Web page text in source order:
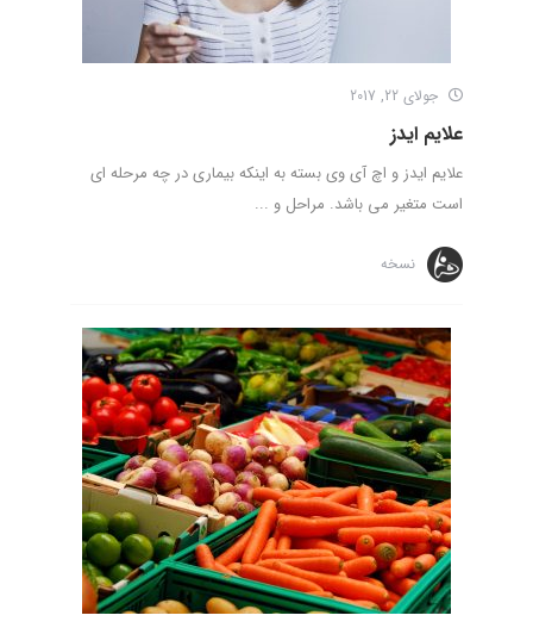
جولای 22, 2017
علایم ایدز
علایم ایدز و اچ آی وی بسته به اینکه بیماری در چه مرحله ای
است متغیر می باشد. مراحل و ...
نسخه